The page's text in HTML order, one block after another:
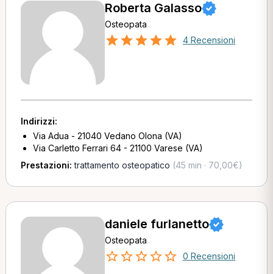
Roberta Galasso
Osteopata
4 Recensioni
Indirizzi:
Via Adua - 21040 Vedano Olona (VA)
Via Carletto Ferrari 64 - 21100 Varese (VA)
Prestazioni:trattamento osteopatico (45 min · 70,00€)
daniele furlanetto
Osteopata
0 Recensioni